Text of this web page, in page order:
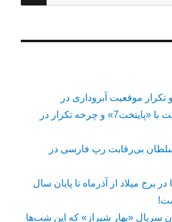
موقعیت آبروداری در
خواستگاری: شباهت با «پایتخت7» و چرخه تکرار در
بی‌رقابت رپ فارسی در
برج میلاد از آذرماه تا پایان سال
سریال «بهار شیراز» که این شب‌ها